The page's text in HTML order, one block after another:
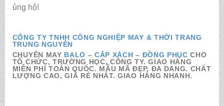
ủng hộ!
CÔNG TY TNHH CÔNG NGHIỆP MAY & THỜI TRANG
TRUNG NGUYÊN
CHUYÊN MAY BALO –CẶP XÁCH – ĐỒNG PHỤC CHO
TỔ CHỨC, TRƯỜNG HỌC, CÔNG TY. GIAO HÀNG
MIỄN PHÍ TOÀN QUỐC. MẪU MÃ ĐẸP, ĐA DANG. CHẤT
LƯỢNG CAO, GIÁ RẺ NHẤT. GIAO HÀNG NHANH.